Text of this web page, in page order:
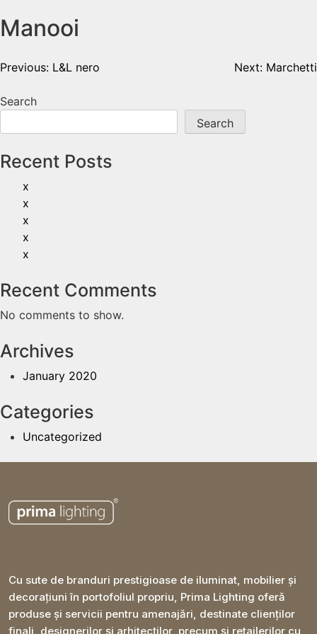
Manooi
Previous: L&L nero Next: Marchetti
Search
Search
Recent Posts
x
x
x
x
x
Recent Comments
No comments to show.
Archives
January 2020
Categories
Uncategorized
Cu sute de branduri prestigioase de iluminat, mobilier și
decorațiuni în portofoliul propriu, Prima Lighting oferă
produse și servicii pentru amenajări, destinate clienților
finali, designerilor și arhitecților, precum și retailerilor cu